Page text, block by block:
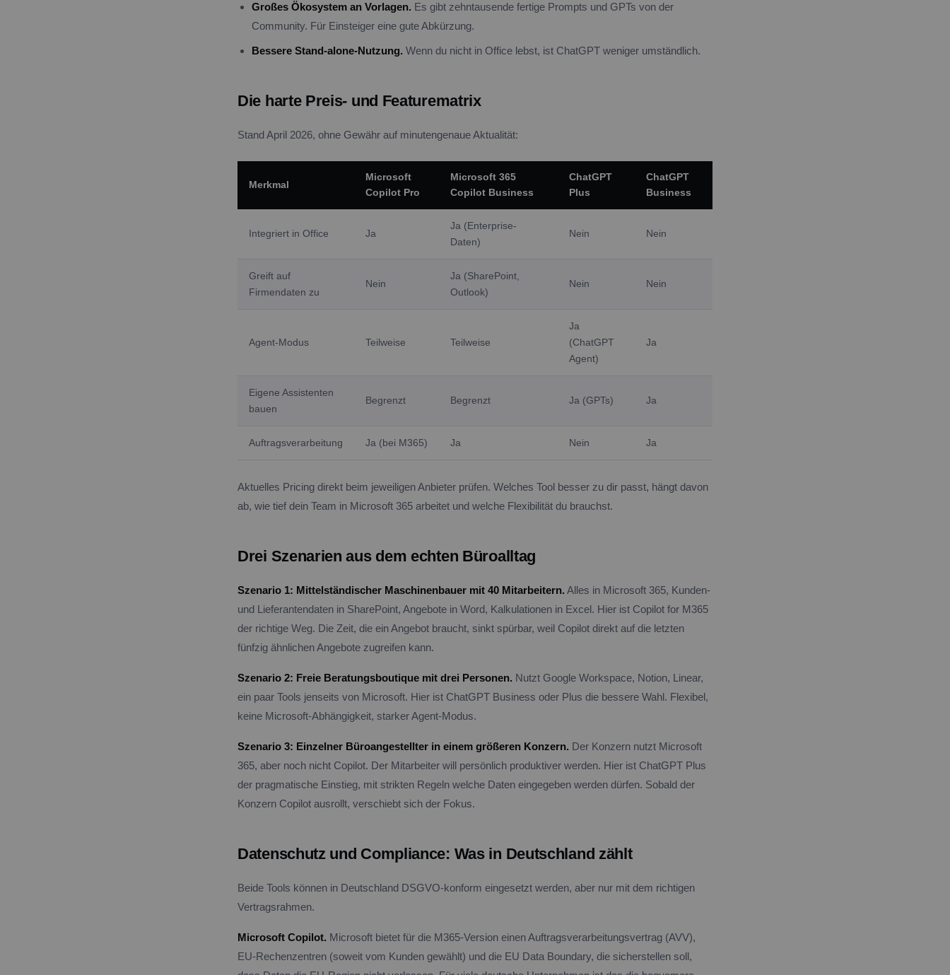
Großes Ökosystem an Vorlagen. Es gibt zehntausende fertige Prompts und GPTs von der
Community. Für Einsteiger eine gute Abkürzung.
Bessere Stand-alone-Nutzung. Wenn du nicht in Office lebst, ist ChatGPT weniger umständlich.
Die harte Preis- und Featurematrix
Stand April 2026, ohne Gewähr auf minutengenaue Aktualität:
Merkmal
Microsoft
Copilot Pro
Microsoft 365
Copilot Business
ChatGPT
Plus
ChatGPT
Business
Integriert in Office Ja
Ja (Enterprise-
Daten)
Nein Nein
Greift auf
Firmendaten zu
Nein
Ja (SharePoint,
Outlook)
Nein Nein
Agent-Modus Teilweise Teilweise
Ja
(ChatGPT
Agent)
Ja
Eigene Assistenten
bauen
Begrenzt Begrenzt Ja (GPTs) Ja
Auftragsverarbeitung Ja (bei M365) Ja Nein Ja
Aktuelles Pricing direkt beim jeweiligen Anbieter prüfen. Welches Tool besser zu dir passt, hängt davon
ab, wie tief dein Team in Microsoft 365 arbeitet und welche Flexibilität du brauchst.
Drei Szenarien aus dem echten Büroalltag
Szenario 1: Mittelständischer Maschinenbauer mit 40 Mitarbeitern. Alles in Microsoft 365, Kunden-
und Lieferantendaten in SharePoint, Angebote in Word, Kalkulationen in Excel. Hier ist Copilot for M365
der richtige Weg. Die Zeit, die ein Angebot braucht, sinkt spürbar, weil Copilot direkt auf die letzten
fünfzig ähnlichen Angebote zugreifen kann.
Szenario 2: Freie Beratungsboutique mit drei Personen. Nutzt Google Workspace, Notion, Linear,
ein paar Tools jenseits von Microsoft. Hier ist ChatGPT Business oder Plus die bessere Wahl. Flexibel,
keine Microsoft-Abhängigkeit, starker Agent-Modus.
Szenario 3: Einzelner Büroangestellter in einem größeren Konzern. Der Konzern nutzt Microsoft
365, aber noch nicht Copilot. Der Mitarbeiter will persönlich produktiver werden. Hier ist ChatGPT Plus
der pragmatische Einstieg, mit strikten Regeln welche Daten eingegeben werden dürfen. Sobald der
Konzern Copilot ausrollt, verschiebt sich der Fokus.
Datenschutz und Compliance: Was in Deutschland zählt
Beide Tools können in Deutschland DSGVO-konform eingesetzt werden, aber nur mit dem richtigen
Vertragsrahmen.
Microsoft Copilot. Microsoft bietet für die M365-Version einen Auftragsverarbeitungsvertrag (AVV),
EU-Rechenzentren (soweit vom Kunden gewählt) und die EU Data Boundary, die sicherstellen soll,